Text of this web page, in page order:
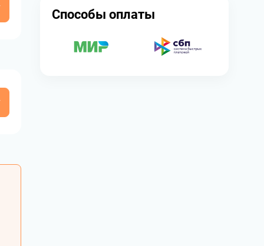
Способы оплаты